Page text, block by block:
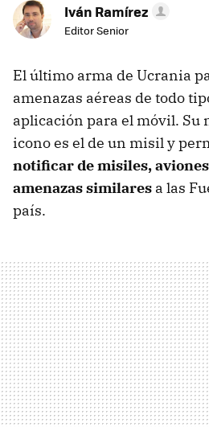
Iván Ramírez
Editor Senior
El último arma de Ucrania
amenazas aéreas de todo
aplicación para el móvil. Su
icono es el de un misil y
notificar de misiles,
amenazas similares a las
país.